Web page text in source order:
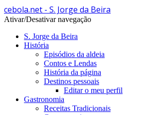
cebola.net - S. Jorge da Beira
Ativar/Desativar navegação
S. Jorge da Beira
História
Episódios da aldeia
Contos e Lendas
História da página
Destinos pessoais
Editar o meu perfil
Gastronomia
Receitas Tradicionais